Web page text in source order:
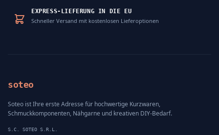
EXPRESS-LIEFERUNG IN DIE EU
Schneller Versand mit kostenlosen Lieferoptionen
soteo
Soteo ist Ihre erste Adresse für hochwertige Kurzwaren,
Schmuckkomponenten, Nähgarne und kreativen DIY-Bedarf.
S.C. SOTEO S.R.L.